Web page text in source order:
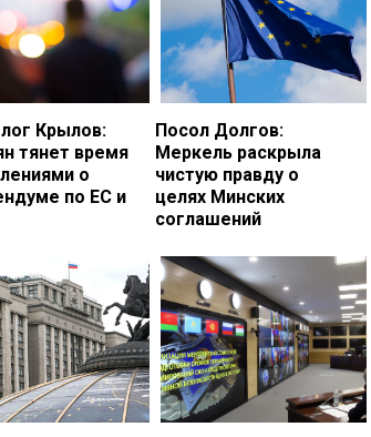
Крылов:
тянет время
о
по ЕС и
Посол Долгов:
Меркель раскрыла
чистую правду о
целях Минских
соглашений